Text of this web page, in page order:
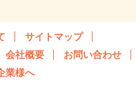
サイトマップ
会社概要
お問い合わせ
業様へ